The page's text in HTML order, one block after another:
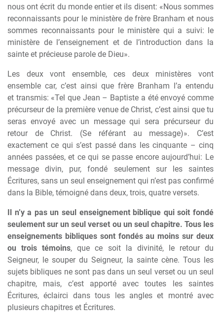
nous ont écrit du monde entier et ils disent: «Nous sommes
reconnaissants pour le ministère de frère Branham et nous
sommes reconnaissants pour le ministère qui a suivi: le
ministère de l’enseignement et de l’introduction dans la
sainte et précieuse parole de Dieu».
Les deux vont ensemble, ces deux ministères vont
ensemble car, c’est ainsi que frère Branham l’a entendu
et transmis: «Tel que Jean – Baptiste a été envoyé comme
précurseur de la première venue de Christ, c’est ainsi que tu
seras envoyé avec un message qui sera précurseur du
retour de Christ. (Se référant au message)». C’est
exactement ce qui s’est passé dans les cinquante – cinq
années passées, et ce qui se passe encore aujourd’hui: Le
message divin, pur, fondé seulement sur les saintes
Écritures, sans un seul enseignement qui n’est pas confirmé
dans la Bible, témoigné dans deux, trois, quatre versets.
Il n’y a pas un seul enseignement biblique qui soit fondé
seulement sur un seul verset ou un seul chapitre. Tous les
enseignements bibliques sont fondés au moins sur deux
ou trois témoins, que ce soit la divinité, le retour du
Seigneur, le souper du Seigneur, la sainte cène. Tous les
sujets bibliques ne sont pas dans un seul verset ou un seul
chapitre, mais, c’est apporté avec toutes les saintes
Écritures, éclairci dans tous les angles et montré avec
plusieurs chapitres et Écritures.